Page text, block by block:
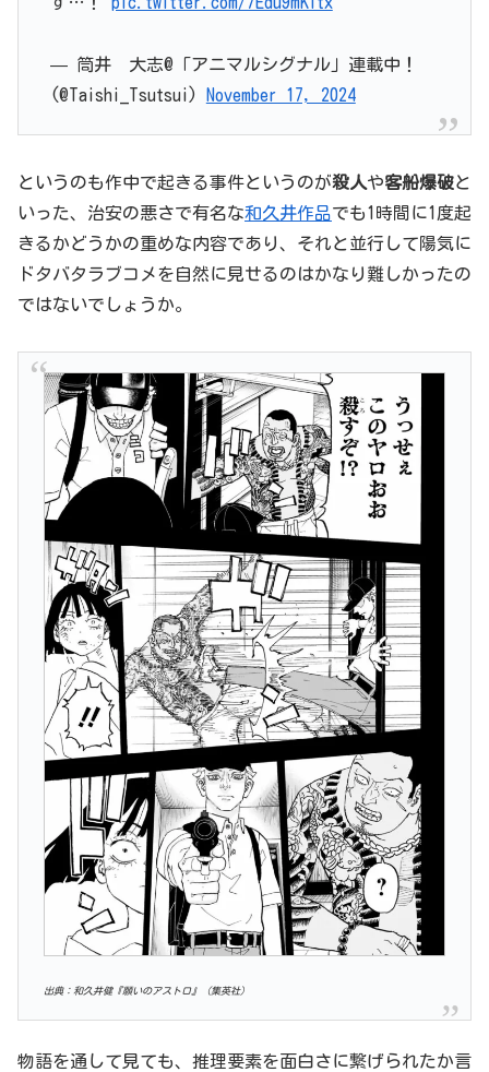
— 筒井 大志@「アニマルシグナル」連載中！
(@Taishi_Tsutsui)
November 17, 2024
というのも作中で起きる事件というのが殺人や客船爆破と
いった、治安の悪さで有名な和久井作品でも1時間に1度起
きるかどうかの重めな内容であり、それと並行して陽気に
ドタバタラブコメを自然に見せるのはかなり難しかったの
ではないでしょうか。
出典：和久井健『願いのアストロ』（集英社）
物語を通して見ても、推理要素を面白さに繋げられたか言